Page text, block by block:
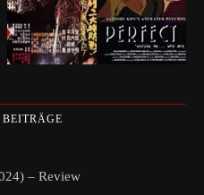
BEITRÄGE
– Review